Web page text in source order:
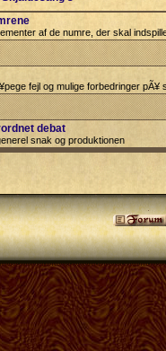
af de numre, der skal
fejl og mulige forbedringer pÃ¥
debat
snak og produktionen